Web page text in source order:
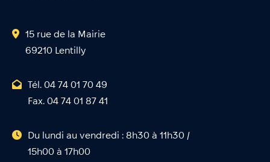
15 rue de la Mairie
69210 Lentilly
Tél. 04 74 01 70 49
Fax. 04 74 01 87 41
Du lundi au vendredi : 8h30 à 11h30 /
15h00 à 17h00